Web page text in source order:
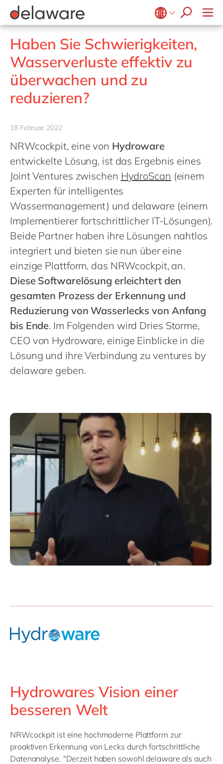
Belgium en
fr
Brazil
China
France
Germany
Malaysia
Morocco
Netherlands
nl
Philippines
en
Switzerland
UK & Ireland
USA & Canada
Sicherheitsdruck
FAST Mill Products Solution
OpenText
Haben Sie Schwierigkeiten,
Wasserverluste effektiv zu
überwachen und zu
reduzieren?
18 Februar 2022
NRWcockpit, eine von Hydroware
entwickelte Lösung, ist das Ergebnis eines
Joint Ventures zwischen HydroScan (einem
Experten für intelligentes
Wassermanagement) und delaware (einem
Implementierer fortschrittlicher IT-Lösungen).
Beide Partner haben ihre Lösungen nahtlos
integriert und bieten sie nun über eine
einzige Plattform, das NRWcockpit, an.
Diese Softwarelösung erleichtert den
gesamten Prozess der Erkennung und
Reduzierung von Wasserlecks von Anfang
bis Ende. Im Folgenden wird Dries Storme,
CEO von Hydroware, einige Einblicke in die
Lösung und ihre Verbindung zu ventures by
delaware geben.
Hydrowares Vision einer
besseren Welt
NRWcockpit ist eine hochmoderne Plattform zur
proaktiven Erkennung von Lecks durch fortschrittliche
Datenanalyse. "Derzeit haben sowohl delaware als auch